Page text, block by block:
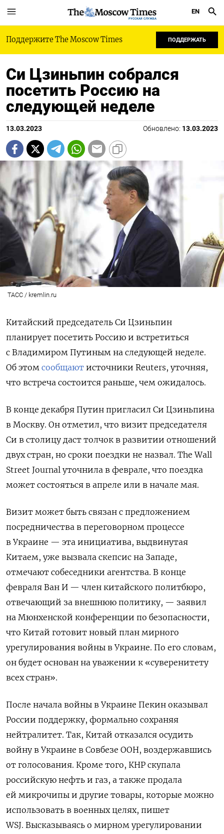
РУССКАЯ СЛУЖБА
EN
Поддержите The Moscow Times ПОДДЕРЖАТЬ
Си Цзиньпин собрался
посетить Россию на
следующей неделе
13.03.2023 Обновлено: 13.03.2023
ТАСС / kremlin.ru
Китайский председатель Си Цзиньпин
планирует посетить Россию и встретиться
с Владимиром Путиным на следующей неделе.
Об этом сообщают источники Reuters, уточняя,
что встреча состоится раньше, чем ожидалось.
В конце декабря Путин пригласил Си Цзиньпина
в Москву. Он отметил, что визит председателя
Си в столицу даст толчок в развитии отношений
двух стран, но сроки поездки не назвал. The Wall
Street Journal уточнила в феврале, что поездка
может состояться в апреле или в начале мая.
Визит может быть связан с предложением
посредничества в переговорном процессе
в Украине — эта инициатива, выдвинутая
Китаем, уже вызвала скепсис на Западе,
отмечают собеседники агентства. В конце
февраля Ван И — член китайского политбюро,
отвечающий за внешнюю политику, — заявил
на Мюнхенской конференции по безопасности,
что Китай готовит новый план мирного
урегулирования войны в Украине. По его словам,
он будет основан на уважении к «суверенитету
всех стран».
После начала войны в Украине Пекин оказывал
России поддержку, формально сохраняя
нейтралитет. Так, Китай отказался осудить
войну в Украине в Совбезе ООН, воздержавшись
от голосования. Кроме того, КНР скупала
российскую нефть и газ, а также продала
ей микрочипы и другие товары, которые можно
использовать в военных целях, пишет
WSJ. Высказываясь о мирном урегулировании